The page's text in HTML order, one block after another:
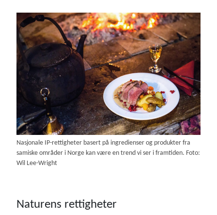
Nasjonale IP-rettigheter basert på ingredienser og produkter fra
samiske områder i Norge kan være en trend vi ser i framtiden. Foto:
Wil Lee-Wright
Naturens rettigheter